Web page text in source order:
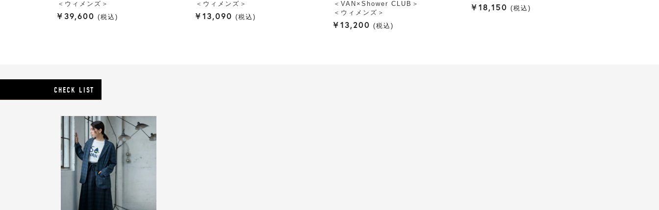
＜ウィメンズ＞
¥39,600 税込
＜ウィメンズ＞
¥13,090 税込
＜VAN×Shower CLUB＞
＜ウィメンズ＞
¥13,200 税込
¥18,150 税込
CHECK LIST